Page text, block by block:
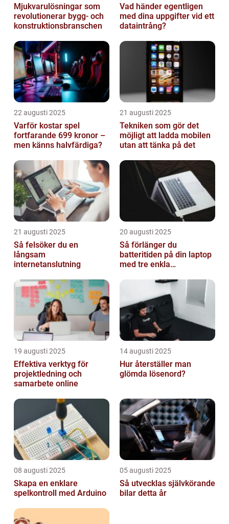
Mjukvarulösningar som
revolutionerar bygg- och
konstruktionsbranschen
Vad händer egentligen
med dina uppgifter vid ett
dataintrång?
22 augusti 2025
Varför kostar spel
fortfarande 699 kronor –
men känns halvfärdiga?
21 augusti 2025
Tekniken som gör det
möjligt att ladda mobilen
utan att tänka på det
21 augusti 2025
Så felsöker du en
långsam
internetanslutning
20 augusti 2025
Så förlänger du
batteritiden på din laptop
med tre enkla
19 augusti 2025
Effektiva verktyg för
projektledning och
samarbete online
14 augusti 2025
Hur återställer man
glömda lösenord?
08 augusti 2025
Skapa en enklare
spelkontroll med Arduino
05 augusti 2025
Så utvecklas självkörande
bilar detta år